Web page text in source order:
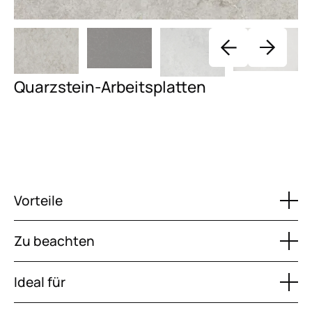
Quarzstein-Arbeitsplatten
Vorteile
Zu beachten
Ideal für